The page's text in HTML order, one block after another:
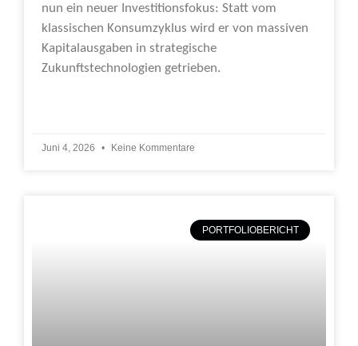
nun ein neuer Investitionsfokus: Statt vom
klassischen Konsumzyklus wird er von massiven
Kapitalausgaben in strategische
Zukunftstechnologien getrieben.
Juni 4, 2026 Keine Kommentare
PORTFOLIOBERICHT